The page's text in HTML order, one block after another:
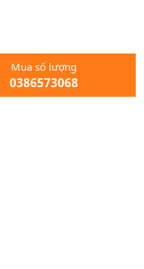
Mua số lượng
0386573068